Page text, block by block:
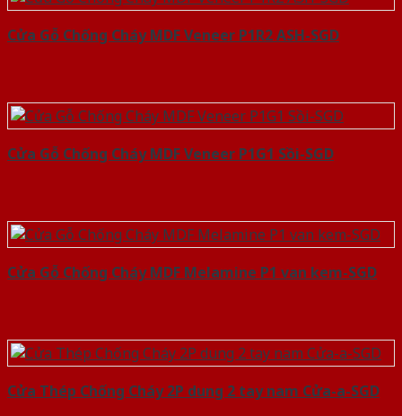
Cửa Gỗ Chống Cháy MDF Veneer P1R2 ASH-SGD
Cửa Gỗ Chống Cháy MDF Veneer P1G1 Sồi-SGD
Cửa Gỗ Chống Cháy MDF Melamine P1 van kem-SGD
Cửa Thép Chống Cháy 2P dung 2 tay nam Cửa-a-SGD